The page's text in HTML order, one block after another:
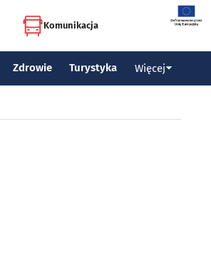
Komunikacja
Zdrowie Turystyka Więcej